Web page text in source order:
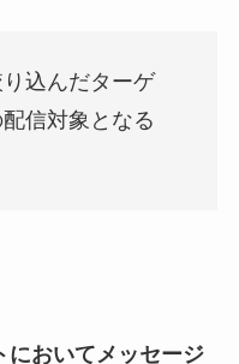
込んだターゲ
信対象となる
においてメッセージ